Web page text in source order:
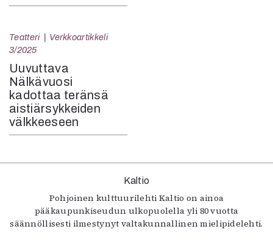
Teatteri
Verkkoartikkeli
3/2025
Uuvuttava
Nälkävuosi
kadottaa teränsä
aistiärsykkeiden
välkkeeseen
Kaltio
Pohjoinen kulttuurilehti Kaltio on ainoa
pääkaupunkiseudun ulkopuolella yli 80 vuotta
säännöllisesti ilmestynyt valtakunnallinen mielipidelehti.